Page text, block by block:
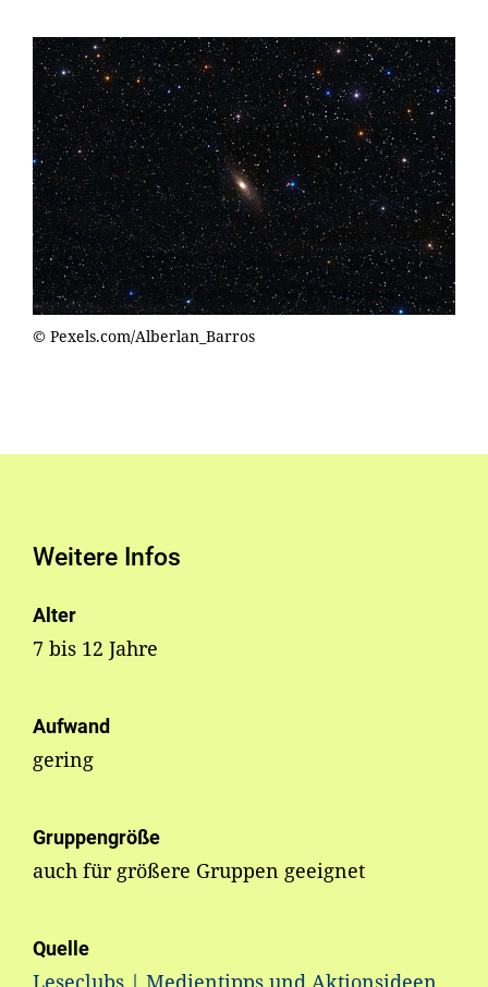
© Pexels.com/Alberlan_Barros
Weitere Infos
Alter
7 bis 12 Jahre
Aufwand
gering
Gruppengröße
auch für größere Gruppen geeignet
Quelle
Leseclubs | Medientipps und Aktionsideen